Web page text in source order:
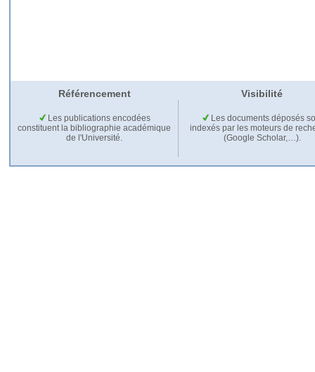
Référencement Visibilité
Les publications encodées
constituent la bibliographie académique
de l'Université.
Les documents déposés
indexés par les moteurs de
(Google Scholar,…).